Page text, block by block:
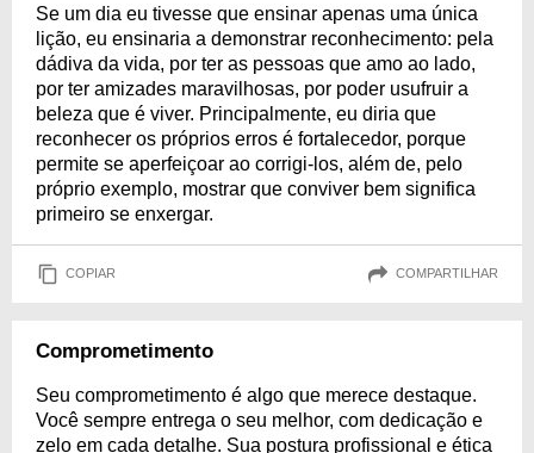
Se um dia eu tivesse que ensinar apenas uma única
lição, eu ensinaria a demonstrar reconhecimento: pela
dádiva da vida, por ter as pessoas que amo ao lado,
por ter amizades maravilhosas, por poder usufruir a
beleza que é viver. Principalmente, eu diria que
reconhecer os próprios erros é fortalecedor, porque
permite se aperfeiçoar ao corrigi-los, além de, pelo
próprio exemplo, mostrar que conviver bem significa
primeiro se enxergar.
COPIAR COMPARTILHAR
Comprometimento
Seu comprometimento é algo que merece destaque.
Você sempre entrega o seu melhor, com dedicação e
zelo em cada detalhe. Sua postura profissional e ética